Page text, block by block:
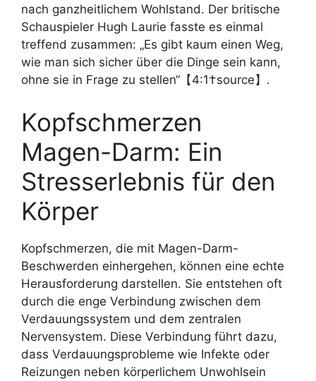
nach ganzheitlichem Wohlstand. Der britische
Schauspieler Hugh Laurie fasste es einmal
treffend zusammen: „Es gibt kaum einen Weg,
wie man sich sicher über die Dinge sein kann,
ohne sie in Frage zu stellen“【4:1†source】.
Kopfschmerzen
Magen-Darm: Ein
Stresserlebnis für den
Körper
Kopfschmerzen, die mit Magen-Darm-
Beschwerden einhergehen, können eine echte
Herausforderung darstellen. Sie entstehen oft
durch die enge Verbindung zwischen dem
Verdauungssystem und dem zentralen
Nervensystem. Diese Verbindung führt dazu,
dass Verdauungsprobleme wie Infekte oder
Reizungen neben körperlichem Unwohlsein